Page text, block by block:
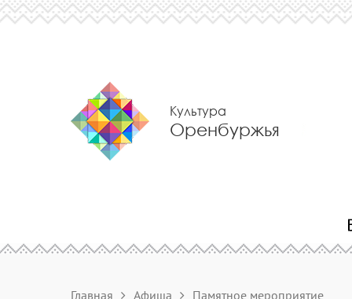
Культура
Оренбуржья
Главная Афиша Памятное мероприятие